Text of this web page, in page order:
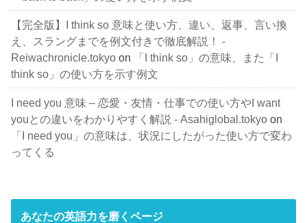
【完全版】I think so 意味と使い方、違い、返事、言い換
え、スラングまでを例文付きで徹底解説！ -
Reiwachronicle.tokyo on
「I think so」の意味、また「I
think so」の使い方を示す例文
I need you 意味 – 恋愛・友情・仕事での使い方やI want
youとの違いをわかりやすく解説 - Asahiglobal.tokyo on
「I need you」の意味は、状況にしたがった使い方で変わ
ってくる
あなたの英語力を磨くページ